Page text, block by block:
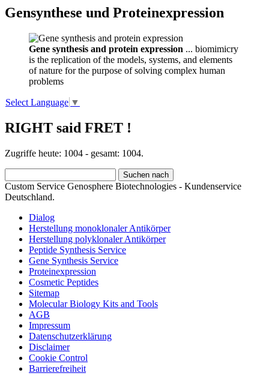
Gensynthese und Proteinexpression
Gene synthesis and protein expression ... biomimicry
is the replication of the models, systems, and elements
of nature for the purpose of solving complex human
problems
Select Language ▼
RIGHT said FRET !
Zugriffe heute: 1004 - gesamt: 1004.
Custom Service Genosphere Biotechnologies - Kundenservice
Deutschland.
Dialog
Herstellung monoklonaler Antikörper
Herstellung polyklonaler Antikörper
Peptide Synthesis Service
Gene Synthesis Service
Proteinexpression
Cosmetic Peptides
Sitemap
Molecular Biology Kits and Tools
AGB
Impressum
Datenschutzerklärung
Disclaimer
Cookie Control
Barrierefreiheit